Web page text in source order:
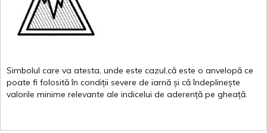
Simbolul care va atesta, unde este cazul,că este o anvelopă ce
poate fi folosită în condiții severe de iarnă și că îndeplinește
valorile minime relevante ale indicelui de aderență pe gheață.